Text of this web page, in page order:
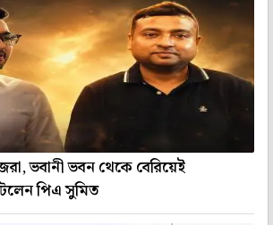
ভবানী ভবন থেকে বেরিয়েই
পিএ সুমিত